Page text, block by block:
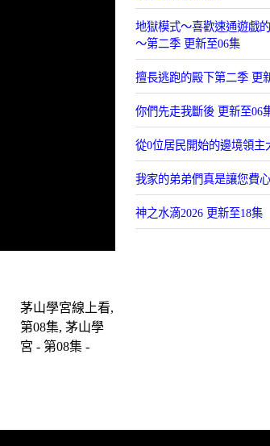
茅山學宮線上看,
第08集, 茅山學
宮 - 第08集 -
地獄模式～喜歡速通遊戯
～第二季 更新至06集
擅長逃跑的殿下第二季 更
你們先走我斷後 更新至06
從0位居民開始的邊境領主
我家的弟弟們真是讓您費
神之水滴2026 更新至18集